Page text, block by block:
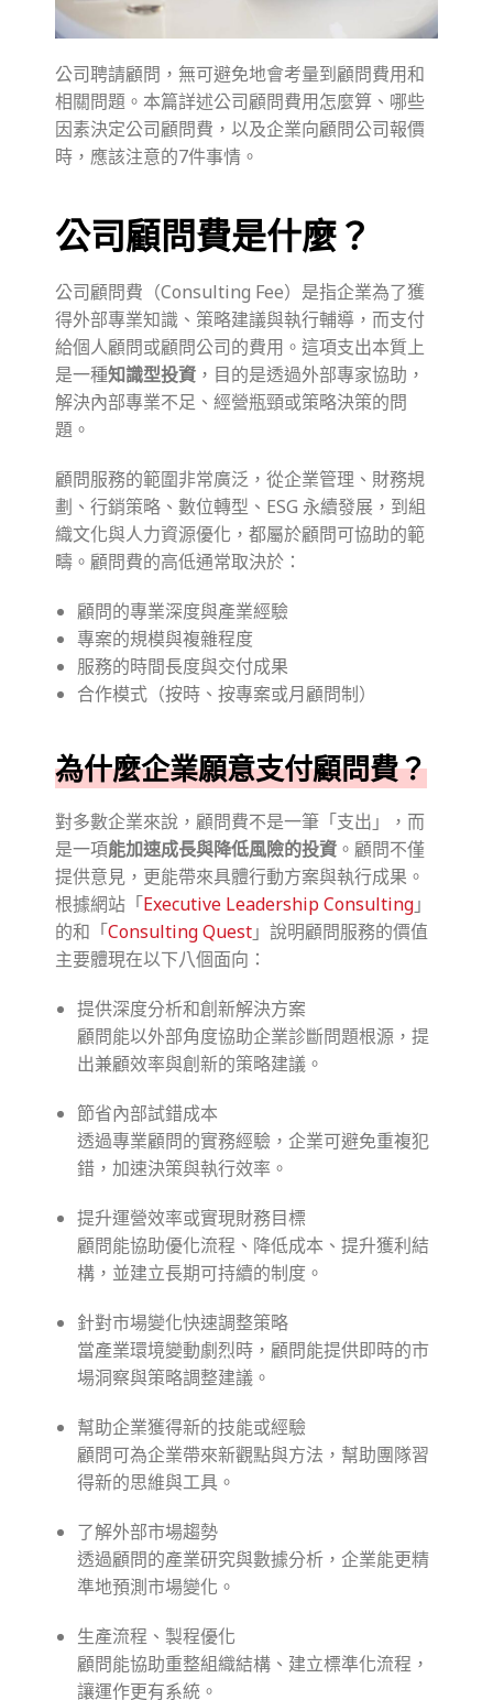
公司聘請顧問，無可避免地會考量到顧問費用和
相關問題。本篇詳述公司顧問費用怎麼算、哪些
因素決定公司顧問費，以及企業向顧問公司報價
時，應該注意的7件事情。
公司顧問費是什麼？
公司顧問費（Consulting Fee）是指企業為了獲
得外部專業知識、策略建議與執行輔導，而支付
給個人顧問或顧問公司的費用。這項支出本質上
是一種知識型投資 ，目的是透過外部專家協助，
解決內部專業不足、經營瓶頸或策略決策的問
題。
顧問服務的範圍非常廣泛，從企業管理、財務規
劃、行銷策略、數位轉型、ESG 永續發展，到組
織文化與人力資源優化，都屬於顧問可協助的範
疇。顧問費的高低通常取決於：
顧問的專業深度與產業經驗
專案的規模與複雜程度
服務的時間長度與交付成果
合作模式（按時、按專案或月顧問制）
為什麼企業願意支付顧問費？
對多數企業來說，顧問費不是一筆「支出」，而
是一項能加速成長與降低風險的投資 。顧問不僅
提供意見，更能帶來具體行動方案與執行成果。
根據網站「Executive Leadership Consulting」
的和「Consulting Quest」說明顧問服務的價值
主要體現在以下八個面向：
提供深度分析和創新解決方案
顧問能以外部角度協助企業診斷問題根源，提
出兼顧效率與創新的策略建議。
節省內部試錯成本
透過專業顧問的實務經驗，企業可避免重複犯
錯，加速決策與執行效率。
提升運營效率或實現財務目標
顧問能協助優化流程、降低成本、提升獲利結
構，並建立長期可持續的制度。
針對市場變化快速調整策略
當產業環境變動劇烈時，顧問能提供即時的市
場洞察與策略調整建議。
幫助企業獲得新的技能或經驗
顧問可為企業帶來新觀點與方法，幫助團隊習
得新的思維與工具。
了解外部市場趨勢
透過顧問的產業研究與數據分析，企業能更精
準地預測市場變化。
生產流程、製程優化
顧問能協助重整組織結構、建立標準化流程，
讓運作更有系統。